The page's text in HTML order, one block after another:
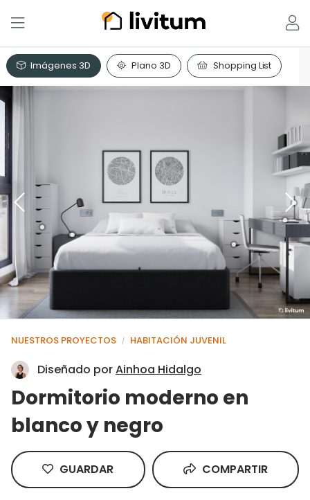
Imágenes 3D Plano 3D Shopping List
NUESTROS PROYECTOS / HABITACIÓN JUVENIL
Diseñado porAinhoa Hidalgo
Dormitorio moderno en
blanco y negro
GUARDAR COMPARTIR